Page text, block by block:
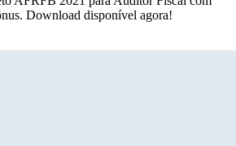
Download disponível agora!